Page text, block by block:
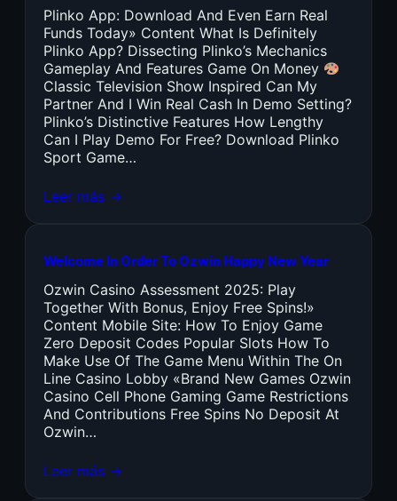
Plinko App: Download And Even Earn Real
Funds Today» Content What Is Definitely
Plinko App? Dissecting Plinko’s Mechanics
Gameplay And Features Game On Money
Classic Television Show Inspired Can My
Partner And I Win Real Cash In Demo Setting?
Plinko’s Distinctive Features How Lengthy
Can I Play Demo For Free? Download Plinko
Sport Game…
Leer más →
Welcome In Order To Ozwin Happy New Year
Ozwin Casino Assessment 2025: Play
Together With Bonus, Enjoy Free Spins!»
Content Mobile Site: How To Enjoy Game
Zero Deposit Codes Popular Slots How To
Make Use Of The Game Menu Within The On
Line Casino Lobby «Brand New Games Ozwin
Casino Cell Phone Gaming Game Restrictions
And Contributions Free Spins No Deposit At
Ozwin…
Leer más →